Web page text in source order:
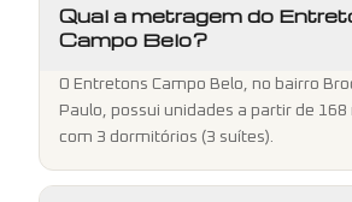
Qual a metragem do
Campo Belo?
O Entretons Campo Belo, no bairro
Paulo, possui unidades a partir de 168
com 3 dormitórios (3 suítes).